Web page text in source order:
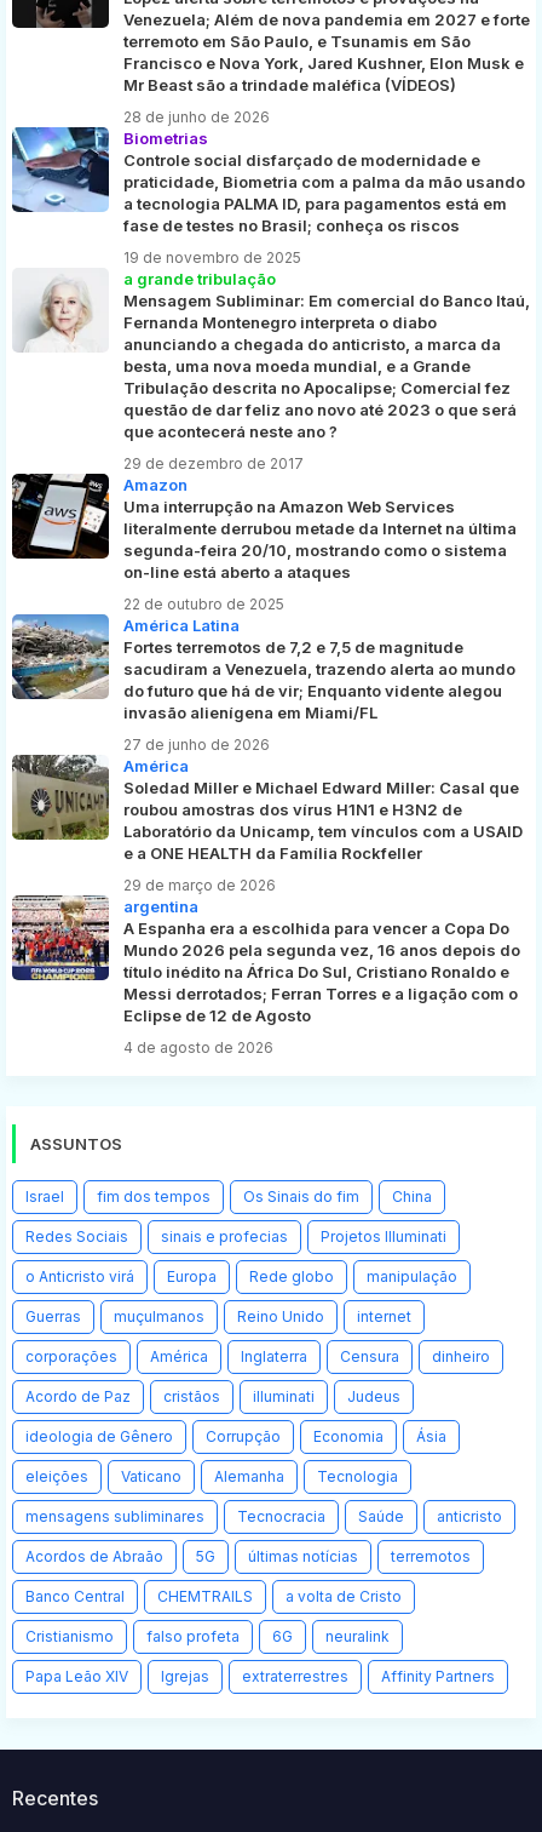
Venezuela; Além de nova pandemia em 2027 e forte
terremoto em São Paulo, e Tsunamis em São
Francisco e Nova York, Jared Kushner, Elon Musk e
Mr Beast são a trindade maléfica (VÍDEOS)
28 de junho de 2026
Biometrias
Controle social disfarçado de modernidade e
praticidade, Biometria com a palma da mão usando
a tecnologia PALMA ID, para pagamentos está em
fase de testes no Brasil; conheça os riscos
19 de novembro de 2025
a grande tribulação
Mensagem Subliminar: Em comercial do Banco Itaú,
Fernanda Montenegro interpreta o diabo
anunciando a chegada do anticristo, a marca da
besta, uma nova moeda mundial, e a Grande
Tribulação descrita no Apocalipse; Comercial fez
questão de dar feliz ano novo até 2023 o que será
que acontecerá neste ano ?
29 de dezembro de 2017
Amazon
Uma interrupção na Amazon Web Services
literalmente derrubou metade da Internet na última
segunda-feira 20/10, mostrando como o sistema
on-line está aberto a ataques
22 de outubro de 2025
América Latina
Fortes terremotos de 7,2 e 7,5 de magnitude
sacudiram a Venezuela, trazendo alerta ao mundo
do futuro que há de vir; Enquanto vidente alegou
invasão alienígena em Miami/FL
27 de junho de 2026
América
Soledad Miller e Michael Edward Miller: Casal que
roubou amostras dos vírus H1N1 e H3N2 de
Laboratório da Unicamp, tem vínculos com a USAID
e a ONE HEALTH da Família Rockfeller
29 de março de 2026
argentina
A Espanha era a escolhida para vencer a Copa Do
Mundo 2026 pela segunda vez, 16 anos depois do
título inédito na África Do Sul, Cristiano Ronaldo e
Messi derrotados; Ferran Torres e a ligação com o
Eclipse de 12 de Agosto
4 de agosto de 2026
ASSUNTOS
Israel fim dos tempos Os Sinais do fim China
Redes Sociais sinais e profecias Projetos Illuminati
o Anticristo virá Europa Rede globo manipulação
Guerras muçulmanos Reino Unido internet
corporações América Inglaterra Censura dinheiro
Acordo de Paz cristãos illuminati Judeus
ideologia de Gênero Corrupção Economia Ásia
eleições Vaticano Alemanha Tecnologia
mensagens subliminares Tecnocracia Saúde anticristo
Acordos de Abraão 5G últimas notícias terremotos
Banco Central CHEMTRAILS a volta de Cristo
Cristianismo falso profeta 6G neuralink
Papa Leão XIV Igrejas extraterrestres Affinity Partners
Recentes